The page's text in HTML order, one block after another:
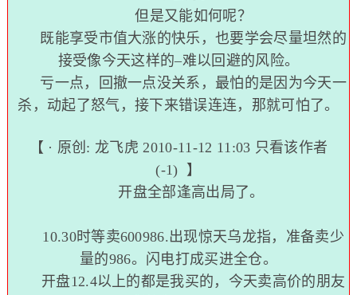
但是又能如何呢？
既能享受市值大涨的快乐，也要学会尽量坦然的
接受像今天这样的–难以回避的风险。
亏一点，回撤一点没关系，最怕的是因为今天一
杀，动起了怒气，接下来错误连连，那就可怕了。
【 · 原创: 龙飞虎 2010-11-12 11:03 只看该作者
(-1) 】
开盘全部逢高出局了。
10.30时等卖600986.出现惊天乌龙指，准备卖少
量的986。闪电打成买进全仓。
开盘12.4以上的都是我买的，今天卖高价的朋友